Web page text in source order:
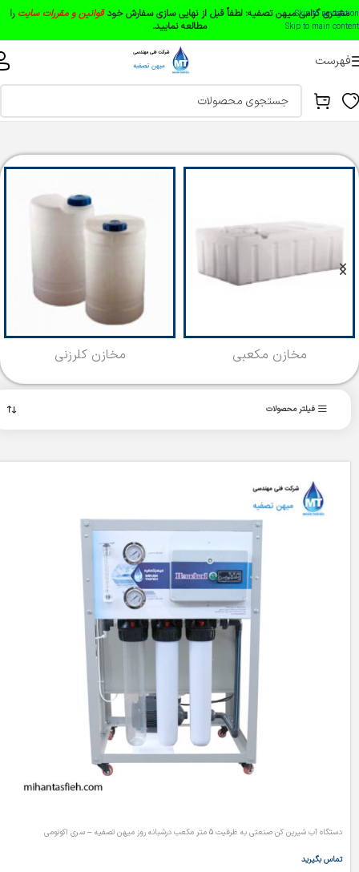
Skip to navigation
Skip to main content
مشتری گرامی میهن تصفیه: لطفاً قبل از نهایی سازی سفارش خودقوانین و مقررات سایت را
مطالعه نمایید.
فهرست
دستگاه تصفیه آب دستگاه تصفیه آب صنعتی تصفیه آب صنعتی 5 مترمکعب
مخازن مکعبی مخازن کلرزنی
فیلتر محصولات
دستگاه آب شیرین کن صنعتی به ظرفیت 5 متر مکعب درشبانه روز میهن تصفیه – سری اکونومی
تماس بگیرید